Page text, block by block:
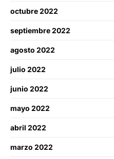
octubre 2022
septiembre 2022
agosto 2022
julio 2022
junio 2022
mayo 2022
abril 2022
marzo 2022